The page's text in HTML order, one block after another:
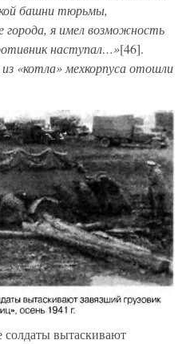
башни тюрьмы,
города, я имел возможность
наступал…»[46].
«котла» мехкорпуса отошли
солдаты вытаскивают